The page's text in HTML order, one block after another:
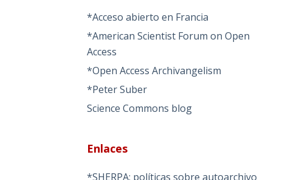
*Acceso abierto en Francia
*American Scientist Forum on Open
Access
*Open Access Archivangelism
*Peter Suber
Science Commons blog
Enlaces
*SHERPA: políticas sobre autoarchivo